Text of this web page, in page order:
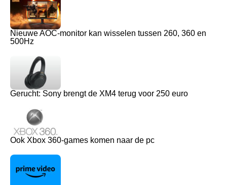
Nieuwe AOC-monitor kan wisselen tussen 260, 360 en
500Hz
Gerucht: Sony brengt de XM4 terug voor 250 euro
Ook Xbox 360-games komen naar de pc